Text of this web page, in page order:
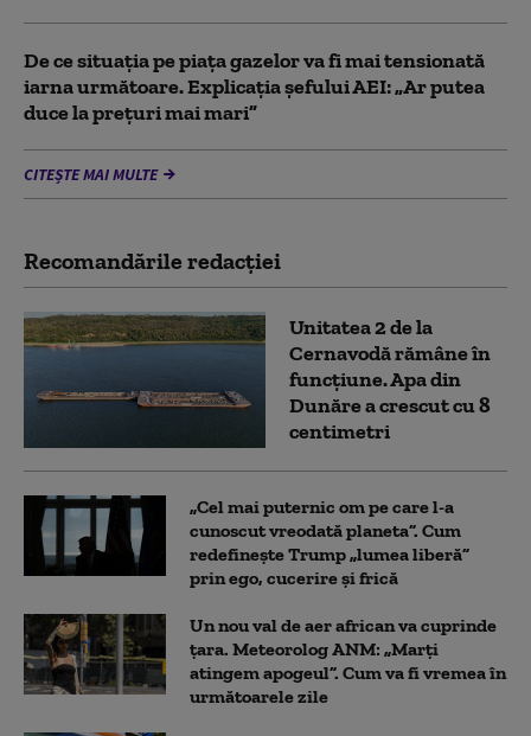
De ce situaţia pe piaţa gazelor va fi mai tensionată
iarna următoare. Explicația șefului AEI: „Ar putea
duce la preţuri mai mari”
CITEȘTE MAI MULTE
Recomandările redacţiei
Unitatea 2 de la
Cernavodă rămâne în
funcțiune. Apa din
Dunăre a crescut cu 8
centimetri
„Cel mai puternic om pe care l-a
cunoscut vreodată planeta”. Cum
redefinește Trump „lumea liberă”
prin ego, cucerire și frică
Un nou val de aer african va cuprinde
țara. Meteorolog ANM: „Marți
atingem apogeul”. Cum va fi vremea în
următoarele zile